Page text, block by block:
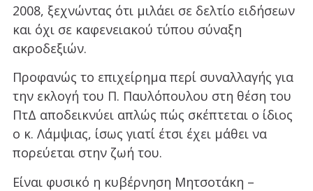
2008, ξεχνώντας ότι μιλάει σε δελτίο ειδήσεων
και όχι σε καφενειακού τύπου σύναξη
ακροδεξιών.
Προφανώς το επιχείρημα περί συναλλαγής για
την εκλογή του Π. Παυλόπουλου στη θέση του
ΠτΔ αποδεικνύει απλώς πώς σκέπτεται ο ίδιος
ο κ. Λάμψιας, ίσως γιατί έτσι έχει μάθει να
πορεύεται στην ζωή του.
Είναι φυσικό η κυβέρνηση Μητσοτάκη –